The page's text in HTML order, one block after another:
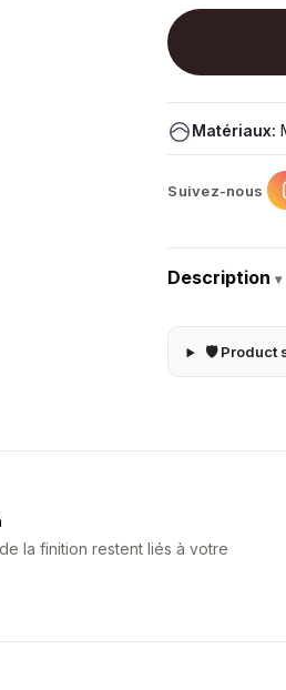
Matériaux:
Suivez-nous
Description▾
🛡 Product
la finition restent liés à votre